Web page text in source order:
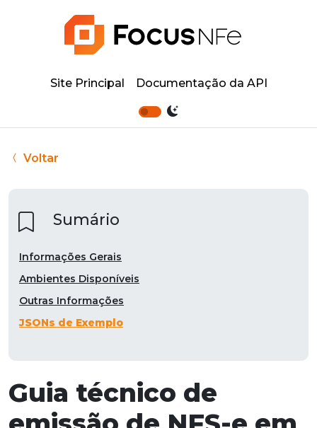
Site Principal Documentação da API
Voltar
Guia técnico de
Sumário
Informações Gerais
Ambientes Disponíveis
Outras Informações
JSONs de Exemplo